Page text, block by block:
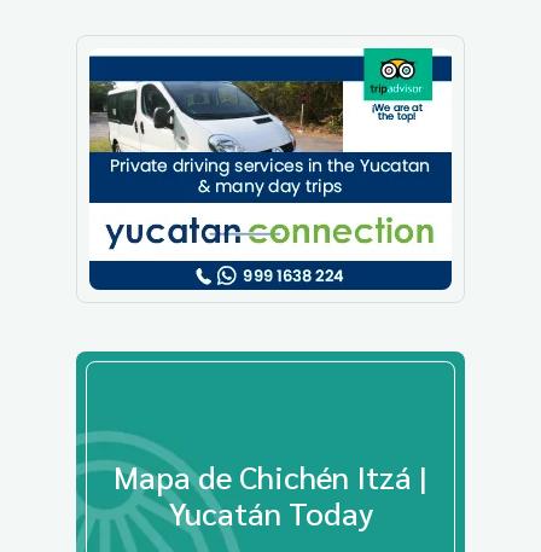
Mapa de Chichén Itzá |
Yucatán Today